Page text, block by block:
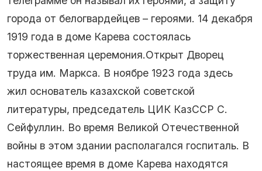
города от белогвардейцев – героями. 14 декабря
1919 года в доме Карева состоялась
торжественная церемония.Открыт Дворец
труда им. Маркса. В ноябре 1923 года здесь
жил основатель казахской советской
литературы, председатель ЦИК КазССР С.
Сейфуллин. Во время Великой Отечественной
войны в этом здании располагался госпиталь. В
настоящее время в доме Карева находятся